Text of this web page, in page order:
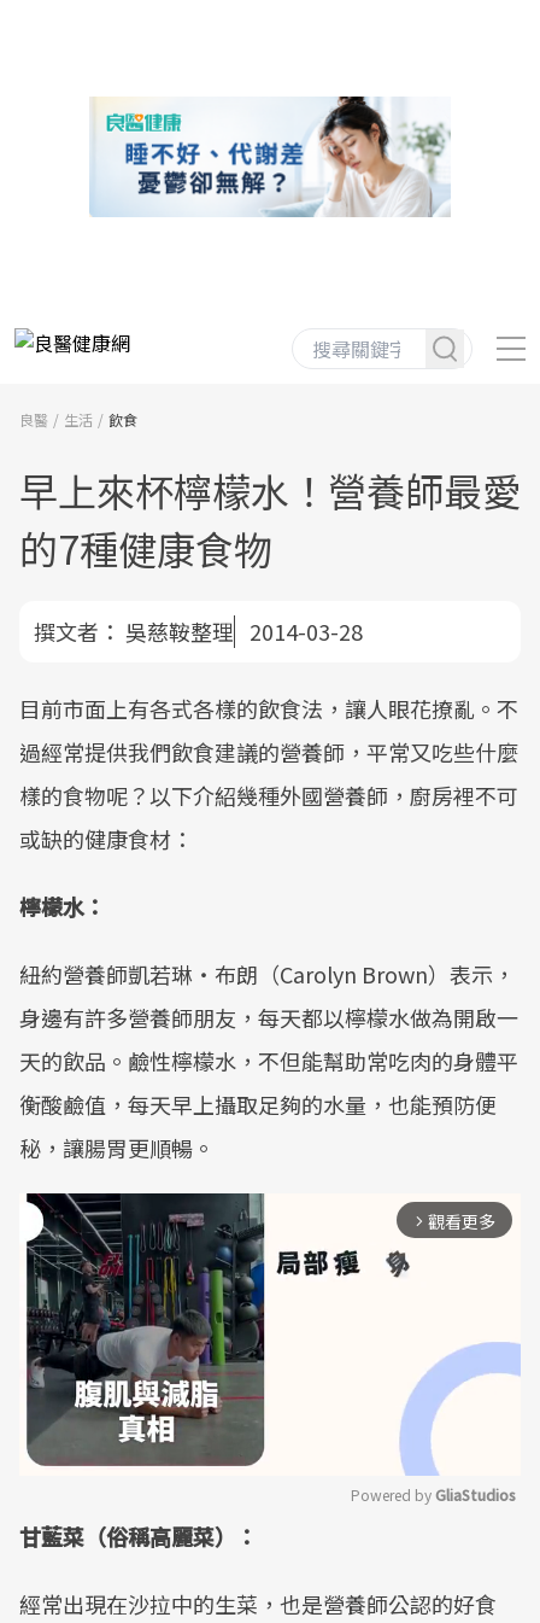
良醫 生活 飲食
早上來杯檸檬水！營養師最愛
的7種健康食物
撰文者： 吳慈鞍整理 2014-03-28
目前市面上有各式各樣的飲食法，讓人眼花撩亂。不
過經常提供我們飲食建議的營養師，平常又吃些什麼
樣的食物呢？以下介紹幾種外國營養師，廚房裡不可
或缺的健康食材：
檸檬水：
紐約營養師凱若琳‧布朗（Carolyn Brown）表示，
身邊有許多營養師朋友，每天都以檸檬水做為開啟一
天的飲品。鹼性檸檬水，不但能幫助常吃肉的身體平
衡酸鹼值，每天早上攝取足夠的水量，也能預防便
秘，讓腸胃更順暢。
arrow_forward_ios 觀看更多
Powered by GliaStudios
甘藍菜（俗稱高麗菜）：
經常出現在沙拉中的生菜，也是營養師公認的好食